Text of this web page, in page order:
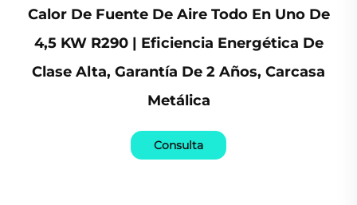
Calor De Fuente De Aire Todo En Uno De
4,5 KW R290 | Eficiencia Energética De
Clase Alta, Garantía De 2 Años, Carcasa
Metálica
Consulta